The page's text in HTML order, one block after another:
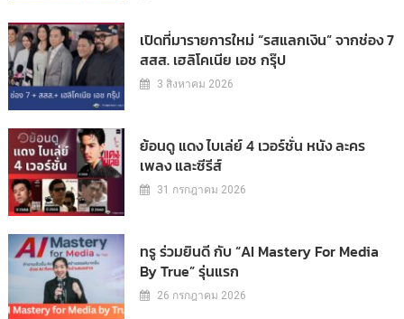
เปิดที่มารายการใหม่ “รสแลกเงิน” จากช่อง 7
สสส. เฮลิโคเนีย เอช กรุ๊ป
3 สิงหาคม 2026
ย้อนดู แดง ไบเล่ย์ 4 เวอร์ชั่น หนัง ละคร
เพลง และซีรีส์
31 กรกฎาคม 2026
ทรู ร่วมยินดี กับ “AI Mastery For Media
By True” รุ่นแรก
26 กรกฎาคม 2026